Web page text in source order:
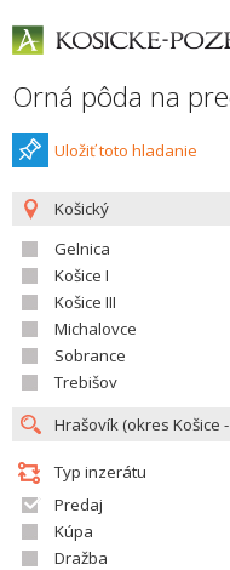
Orná pôda na
Uložiť toto hladanie
Košický
Gelnica
Košice I
Košice III
Michalovce
Sobrance
Trebišov
Typ inzerátu
Predaj
Kúpa
Dražba